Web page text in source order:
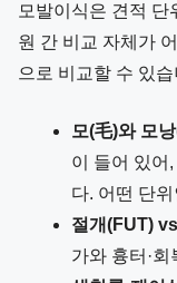
모발이식은 견적 단
원 간 비교 자체가
으로 비교할 수 있습
모(毛)와 모
이 들어 있어,
다. 어떤 단
절개(FUT)
가와 흉터·